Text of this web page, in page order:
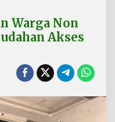
Warga Non
Akses